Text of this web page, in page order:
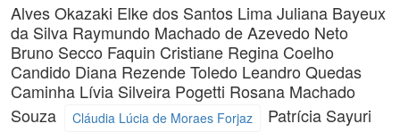
Alves Okazaki Elke dos Santos LimaJuliana Bayeux
da Silva Raymundo Machado de Azevedo Neto
Bruno Secco Faquin Cristiane Regina Coelho
Candido Diana Rezende Toledo Leandro Quedas
Caminha Lívia Silveira Pogetti Rosana Machado
Souza
Cláudia Lúcia de Moraes Forjaz
Patrícia Sayuri